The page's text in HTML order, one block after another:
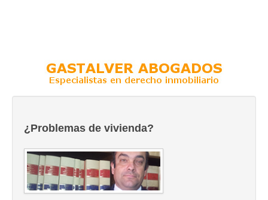
¿Problemas de vivienda?